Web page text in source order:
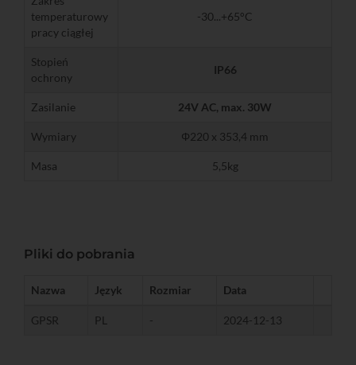
temperaturowy
pracy ciągłej
-30...+65°C
Stopień
ochrony
IP66
Zasilanie 24V AC, max. 30W
Wymiary Φ220 x 353,4 mm
Masa 5,5kg
Pliki do pobrania
Nazwa Język Rozmiar Data
GPSR PL - 2024-12-13